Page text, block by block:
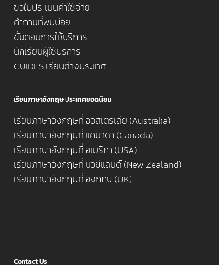
ขอใบประเมินค่าใช้จ่าย
คำถามที่พบบ่อย
ขั้นตอนการให้บริการ
นักเรียนผู้ใช้บริการ
GUIDES เรียนต่างประเทศ
เรียนภาษาอังกฤษ ประเทศยอดนิยม
เรียนภาษาอังกฤษที่ ออสเตรเลีย (Australia)
เรียนภาษาอังกฤษที่ แคนาดา (Canada)
เรียนภาษาอังกฤษที่ อเมริกา (USA)
เรียนภาษาอังกฤษที่ นิวซีแลนด์ (New Zealand)
เรียนภาษาอังกฤษที่ อังกฤษ (UK)
Contact Us